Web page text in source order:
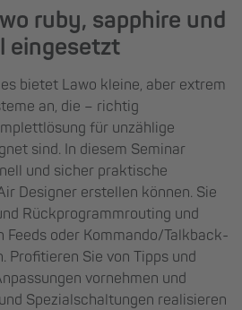
ruby, sapphire und
eingesetzt
bietet Lawo kleine, aber extrem
an, die – richtig
für unzählige
sind. In diesem Seminar
und sicher praktische
Designer erstellen können. Sie
Rückprogrammrouting und
Feeds oder Kommando/Talkback-
Profitieren Sie von Tipps und
vornehmen und
Spezialschaltungen realisieren